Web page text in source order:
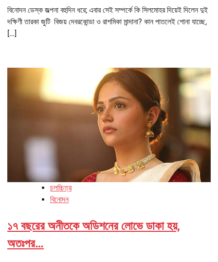
বিনোদন ডেস্ক জল্পনা বহুদিন ধরে; এবার সেই সম্পর্কে কি সিলমোহর দিয়েই দিলেন দুই
দক্ষিণী তারকা জুটি বিজয় দেবরকোন্ডা ও রাশমিকা মান্দানা? কান পাতলেই শোনা যাচ্ছে,
[…]
চলচ্চিত্র
বিনোদন
১৭ বছরের অনীতকে অডিশনের লোভে ডাকা হয়,
অতঃপর…